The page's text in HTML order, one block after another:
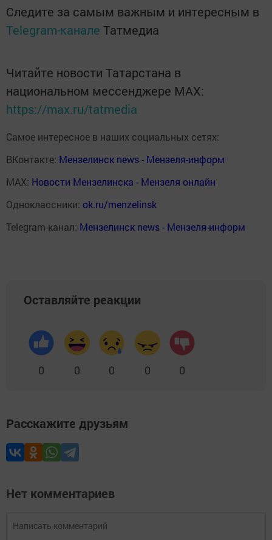
Следите за самым важным и интересным в
Telegram-канале Татмедиа
Читайте новости Татарстана в
национальном мессенджере MАХ:
https://max.ru/tatmedia
Самое интересное в наших социальных сетях:
ВКонтакте: Мензелинск news - Мензеля-информ
MAX: Новости Мензелинска - Мензеля онлайн
Одноклассники: ok.ru/menzelinsk
Telegram-канал: Мензелинск news - Мензеля-информ
Оставляйте реакции
0 0 0 0 0
Расскажите друзьям
Нет комментариев